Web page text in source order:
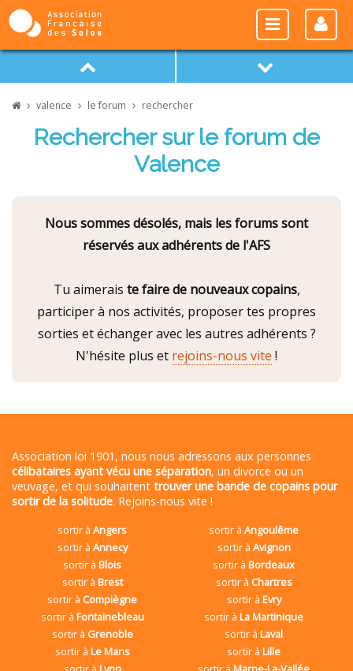
valence le forum rechercher
Rechercher sur le forum de
Valence
Nous sommes désolés, mais les forums sont
réservés aux adhérents de l'AFS
Tu aimerais te faire de nouveaux copains,
participer à nos activités, proposer tes propres
sorties et échanger avec les autres adhérents ?
N'hésite plus et rejoins-nous vite !
Association loi 1901, nous nous adressons aux personnes
célibataires ayant vécu une séparation, un divorce ou un
veuvage, et qui souhaitent trouver une bande de copains pour
sortir de la solitude. Rejoins-nous vite !
sortir àAngers sortir àAngoulême
sortir à Annecy sortir à Avignon
sortir àBlois sortir àBordeaux
sortir à Brest sortir à Chartres
sortir à Compiègne sortir à Evry
sortir à Fontainebleau sortir àLa Martinique
sortir à Grenoble sortir àLaval
sortir à Le Mans sortir àLille